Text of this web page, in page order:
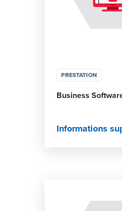
PRESTATION
Business
Informations